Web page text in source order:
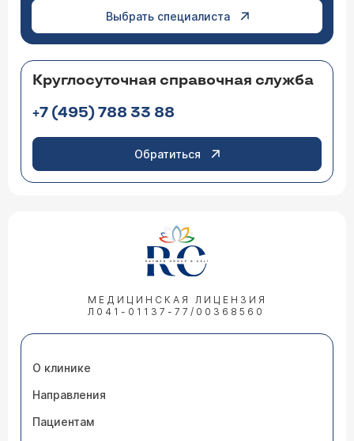
Выбрать специалиста
Круглосуточная справочная служба
+7 (495) 788 33 88
Обратиться
МЕДИЦИНСКАЯ ЛИЦЕНЗИЯ
Л041-01137-77/00368560
О клинике
Направления
Пациентам